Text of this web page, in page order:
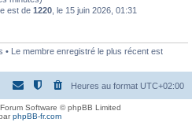
est de 1220 , le 15 juin 2026, 01:31
• Le membre enregistré le plus récent est
Heures au format UTC+02:00
Software © phpBB Limited
phpBB-fr.com